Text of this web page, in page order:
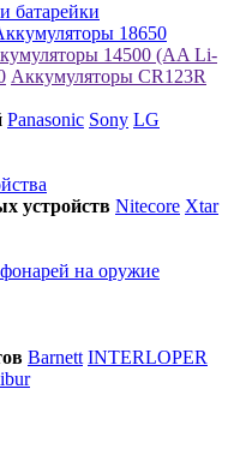
батарейки
18650
14500 (AA Li-
Аккумуляторы CR123R
Panasonic Sony LG
устройств Nitecore Xtar
на оружие
Barnett INTERLOPER